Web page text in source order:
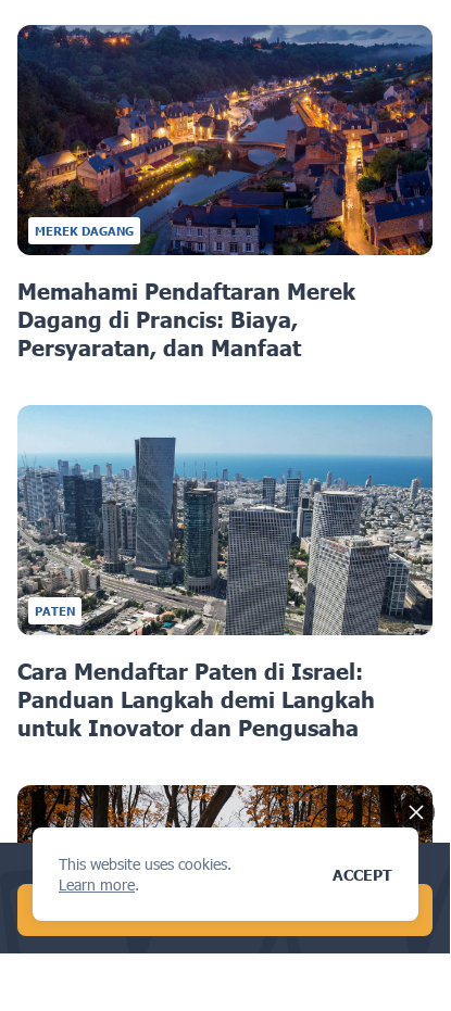
This website uses cookies.
Learn more.
ACCEPT
MEREK DAGANG
Memahami Pendaftaran Merek
Dagang di Prancis: Biaya,
Persyaratan, dan Manfaat
PATEN
Cara Mendaftar Paten di Israel:
Panduan Langkah demi Langkah
untuk Inovator dan Pengusaha
Conduct a global AI search in 1 min!